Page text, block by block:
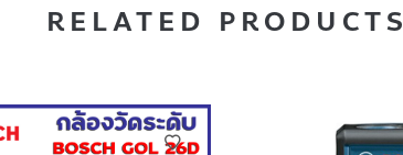
RELATED PRODUCTS